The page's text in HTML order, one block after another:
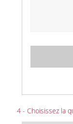
4 - Choisissez la